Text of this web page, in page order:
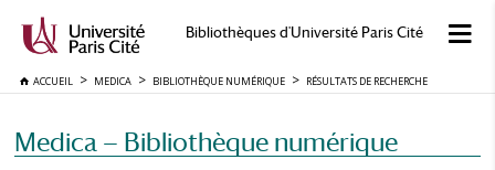
Bibliothèques d'Université Paris Cité
ACCUEIL MEDICA BIBLIOTHÈQUE NUMÉRIQUE RÉSULTATS DE RECHERCHE
Medica — Bibliothèque numérique